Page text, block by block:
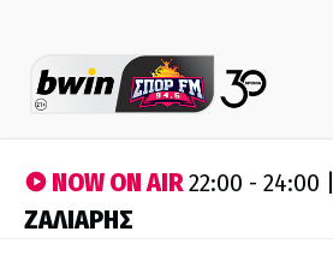
NOW ON AIR22:00 - 24:00 |
ΖΑΛΙΑΡΗΣ